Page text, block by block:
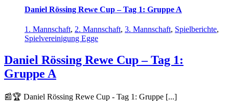
2:
B
Daniel Rössing Rewe Cup – Tag 1: Gruppe A
1. Mannschaft, 2. Mannschaft, 3. Mannschaft, Spielberichte,
Spielvereinigung Egge
Daniel Rössing Rewe Cup – Tag 1:
Gruppe A
📰🏆 Daniel Rössing Rewe Cup - Tag 1: Gruppe [...]